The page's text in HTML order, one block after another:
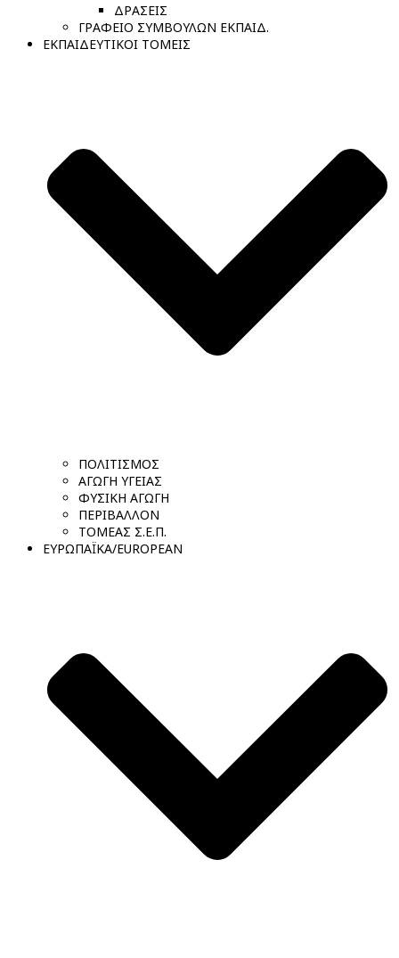
ΔΡΑΣΕΙΣ
ΓΡΑΦΕΙΟ ΣΥΜΒΟΥΛΩΝ ΕΚΠΑΙΔ.
ΕΚΠΑΙΔΕΥΤΙΚΟΙ ΤΟΜΕΙΣ
ΠΟΛΙΤΙΣΜΟΣ
ΑΓΩΓΗ ΥΓΕΙΑΣ
ΦΥΣΙΚΗ ΑΓΩΓΗ
ΠΕΡΙΒΑΛΛΟΝ
ΤΟΜΕΑΣ Σ.Ε.Π.
ΕΥΡΩΠΑΪΚΑ/EUROPEAN